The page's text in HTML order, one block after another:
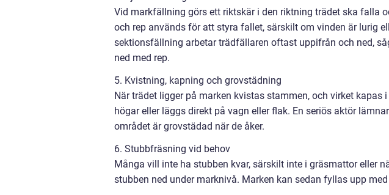
Vid markfällning görs ett riktskär i den riktning trädet ska falla
och rep används för att styra fallet, särskilt om vinden är lurig
sektionsfällning arbetar trädfällaren oftast uppifrån och ned,
ned med rep.
5. Kvistning, kapning och grovstädning
När trädet ligger på marken kvistas stammen, och virket kapas
högar eller läggs direkt på vagn eller flak. En seriös aktör
området är grovstädad när de åker.
6. Stubbfräsning vid behov
Många vill inte ha stubben kvar, särskilt inte i gräsmattor eller
stubben ned under marknivå. Marken kan sedan fyllas upp